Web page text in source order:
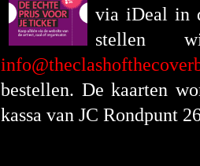
via iDeal in
stellen
bestellen. De kaarten
kassa van JC Rondpunt